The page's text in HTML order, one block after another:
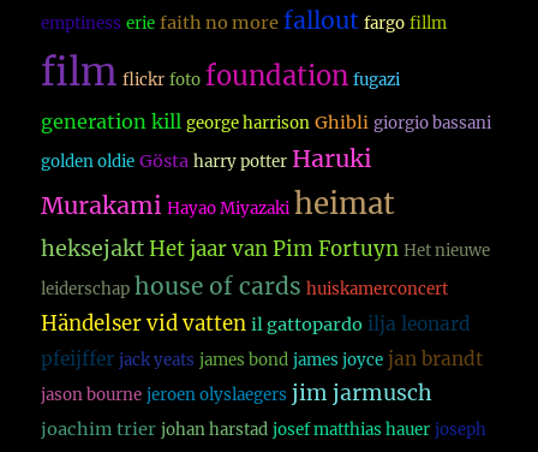
emptiness erie faith no more fallout fargo fillm
film flickr foto foundation fugazi
generation kill george harrison Ghibli giorgio bassani
golden oldie Gösta harry potter Haruki
Murakami Hayao Miyazaki heimat
heksejakt Het jaar van Pim Fortuyn Het nieuwe
leiderschap house of cards huiskamerconcert
Händelser vid vatten il gattopardo ilja leonard
pfeijffer jack yeats james bond james joyce jan brandt
jason bourne jeroen olyslaegers jim jarmusch
joachim trier johan harstad josef matthias hauer joseph